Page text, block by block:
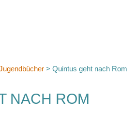
> Quintus geht nach Rom
NACH ROM